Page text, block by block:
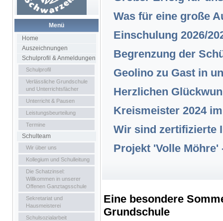
Menü
Home
Auszeichnungen
Schulprofil & Anmeldungen
Schulprofil
Verlässliche Grundschule
und Unterrichtsfächer
Unterricht & Pausen
Leistungsbeurteilung
Termine
Schulteam
Wir über uns
Kollegium und Schulleitung
Die Schatzinsel:
Willkommen in unserer
Offenen Ganztagsschule
Sekretariat und
Hausmeisterei
Schulsozialarbeit
Was für eine große
Einschulung 2026/
Begrenzung der
Geolino zu Gast in
Herzlichen
Kreismeister 2024
Wir sind zertifizierte
Projekt 'Volle
Eine besondere
Grundschule